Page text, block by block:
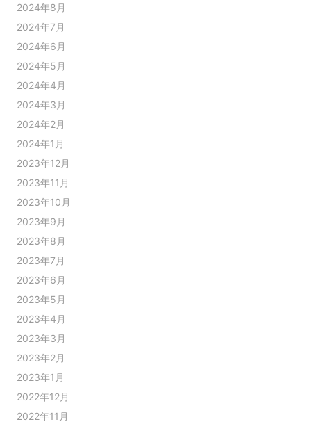
2024年8月
2024年7月
2024年6月
2024年5月
2024年4月
2024年3月
2024年2月
2024年1月
2023年12月
2023年11月
2023年10月
2023年9月
2023年8月
2023年7月
2023年6月
2023年5月
2023年4月
2023年3月
2023年2月
2023年1月
2022年12月
2022年11月